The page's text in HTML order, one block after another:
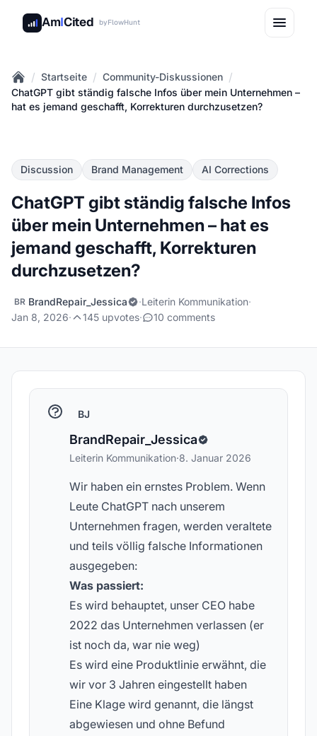
AmICited byFlowHunt
Home
/ Startseite / Community-Diskussionen /
ChatGPT gibt ständig falsche Infos über mein Unternehmen –
hat es jemand geschafft, Korrekturen durchzusetzen?
Discussion Brand Management AI Corrections
ChatGPT gibt ständig falsche Infos
über mein Unternehmen – hat es
jemand geschafft, Korrekturen
durchzusetzen?
BR BrandRepair_Jessica ·Leiterin Kommunikation·
Jan 8, 2026· 145 upvotes· 10 comments
BJ
BrandRepair_Jessica
Leiterin Kommunikation·8. Januar 2026
Wir haben ein ernstes Problem. Wenn
Leute ChatGPT nach unserem
Unternehmen fragen, werden veraltete
und teils völlig falsche Informationen
ausgegeben:
Was passiert:
Es wird behauptet, unser CEO habe
2022 das Unternehmen verlassen (er
ist noch da, war nie weg)
Es wird eine Produktlinie erwähnt, die
wir vor 3 Jahren eingestellt haben
Eine Klage wird genannt, die längst
abgewiesen und ohne Befund